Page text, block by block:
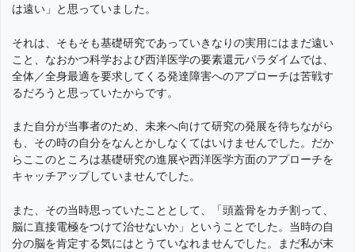
は遠い」と思っていました。
それは、そもそも基礎研究であっていきなりの実用にはまだ遠い
こと、なおかつ科学および西洋医学の要素還元パラダイムでは、
全体／全身最適を要求してくる発達障害へのアプローチは苦戦す
るだろうと思っていたからです。
また自分が当事者のため、未来へ向けて研究の発展を待ちながら
も、その時の自分をなんとかしなくてはいけませんでした。だか
らここのところは基礎研究の進展や西洋医学方面のアプローチを
キャッチアップしていませんでした。
また、その当時思っていたこととして、「頭蓋骨をカチ割って、
脳に直接電極をつけて治せないか」ということでした。当時の自
分の脳を肯定する気にはとうていなれませんでした。まだ私が末